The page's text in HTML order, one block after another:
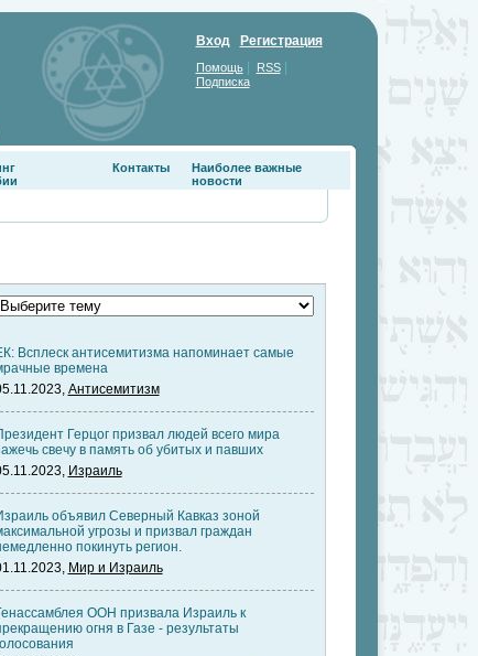
Вход Регистрация
Помощь| RSS|
Подписка
Контакты
Наиболее важные
новости
Всплеск антисемитизма напоминает самые
времена
Антисемитизм
Герцог призвал людей всего мира
свечу в память об убитых и павших
Израиль
объявил Северный Кавказ зоной
угрозы и призвал граждан
покинуть регион.
Мир и Израиль
ООН призвала Израиль к
огня в Газе - результаты